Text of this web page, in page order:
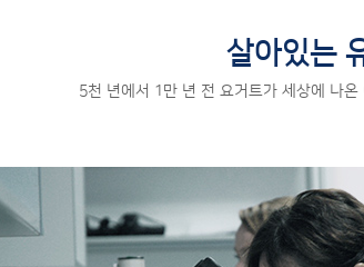
살아있는
5천 년에서 1만 년 전 요거트가 세상에 나